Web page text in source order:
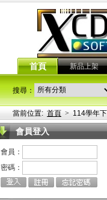
首頁 新品上架
搜尋：
當前位置: 首頁 > 114學年
會員登入
會員：
密碼：